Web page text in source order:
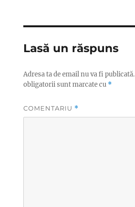
Lasă un răspuns
Adresa ta de email nu va fi publicată.
obligatorii sunt marcate cu *
COMENTARIU *